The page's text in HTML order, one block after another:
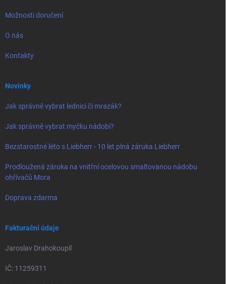
Možnosti doručení
O nás
Kontakty
Novinky
Jak správně vybrat lednici či mrazák?
Jak správně vybrat myčku nádobí?
Bezstarostné léto s Liebherr - 10 let plná záruka Liebherr
Prodloužená záruka na vnitřní ocelovou smaltovanou nádobu
ohřívačů Mora
Doprava zdarma
Fakturační údaje
Jaroslav Drahokoupil
IČ: 11259311